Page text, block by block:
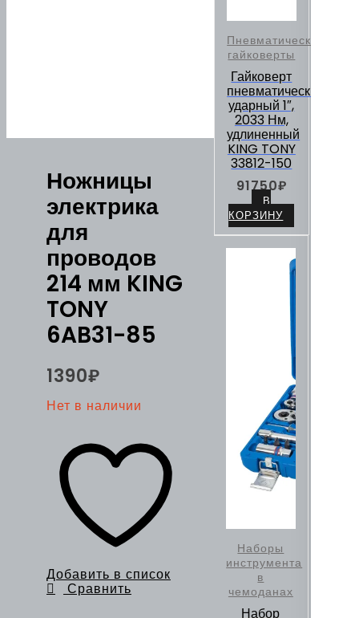
Ножницы
электрика
для
проводов
214 мм KING
TONY
6AB31-85
1390₽
Нет в наличии
Добавить в список
Сравнить
Пневматические
гайковерты
Гайковерт
пневматический
ударный 1″,
2033 Нм,
удлиненный
KING TONY
33812-150
91750₽
В
КОРЗИНУ
Наборы
инструмента
в
чемоданах
Набор